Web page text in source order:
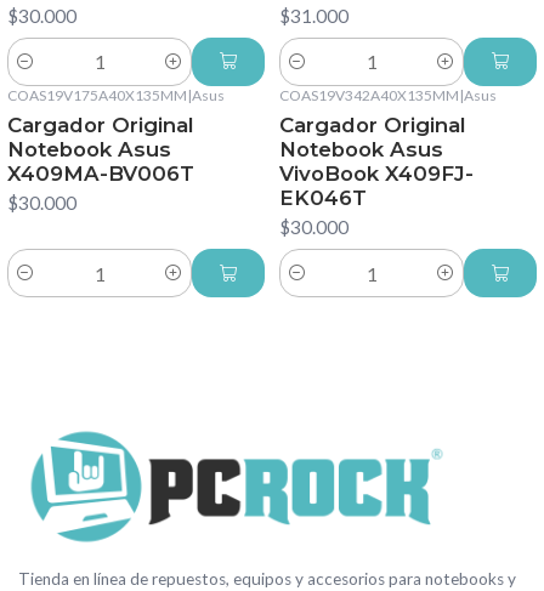
$30.000
Cantidad
$31.000
Cantidad
COAS19V175A40X135MM |Asus
Cargador Original
Notebook Asus
X409MA-BV006T
$30.000
Cantidad
COAS19V342A40X135MM |Asus
Cargador Original
Notebook Asus
VivoBook X409FJ-
EK046T
$30.000
Cantidad
Tienda en línea de repuestos, equipos y accesorios para notebooks y